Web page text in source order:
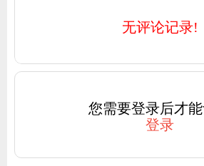
无评论记录!
您需要登录后才
登录